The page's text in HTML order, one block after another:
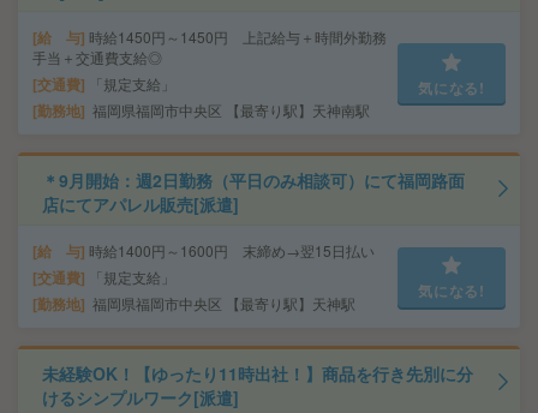
給 与 時給1450円～1450円 上記給与＋時間外勤務
手当＋交通費支給◎
交通費 「規定支給」
勤務地 福岡県福岡市中央区 【最寄り駅】天神南駅
気になる!
＊9月開始：週2日勤務（平日のみ相談可）にて福岡路面
店にてアパレル販売[派遣]
給 与 時給1400円～1600円 末締め→翌15日払い
交通費 「規定支給」
勤務地 福岡県福岡市中央区 【最寄り駅】天神駅
気になる!
未経験OK！【ゆったり11時出社！】商品を行き先別に分
けるシンプルワーク[派遣]